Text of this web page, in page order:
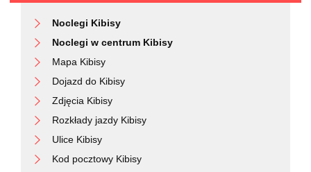
Noclegi Kibisy
Noclegi w centrum Kibisy
Mapa Kibisy
Dojazd do Kibisy
Zdjęcia Kibisy
Rozkłady jazdy Kibisy
Ulice Kibisy
Kod pocztowy Kibisy